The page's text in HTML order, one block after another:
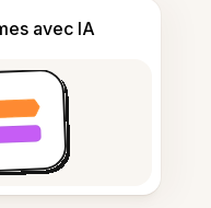
avec IA